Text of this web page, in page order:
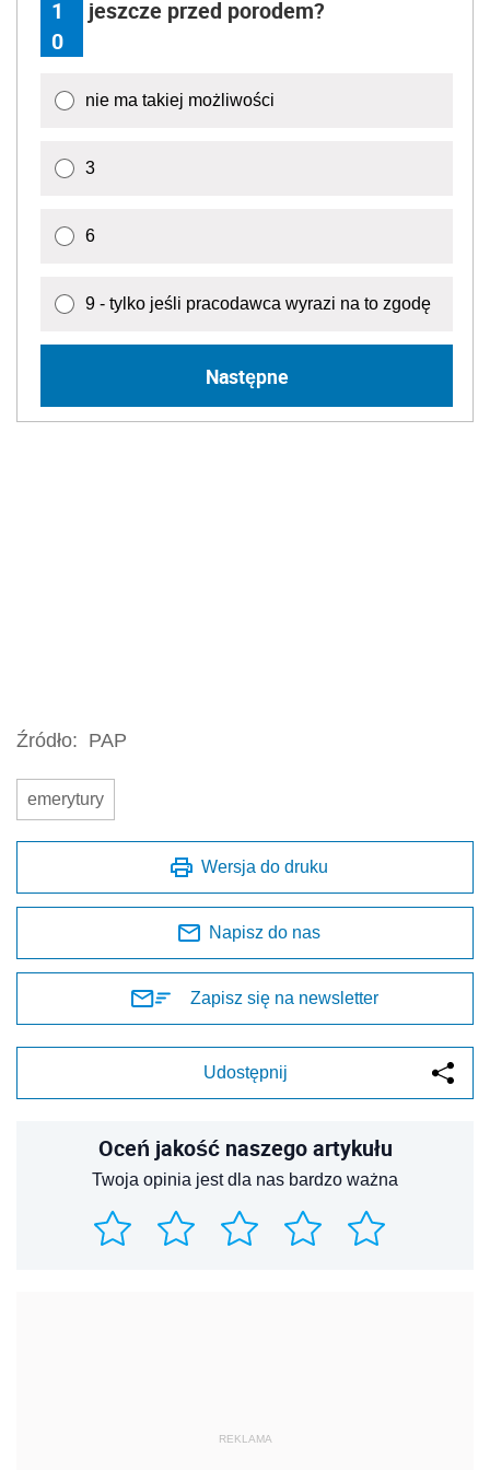
1
0
jeszcze przed porodem?
nie ma takiej możliwości
3
6
9 - tylko jeśli pracodawca wyrazi na to zgodę
Następne
Źródło: PAP
emerytury
Wersja do druku
Napisz do nas
Zapisz się na newsletter
Udostępnij
Oceń jakość naszego artykułu
Twoja opinia jest dla nas bardzo ważna
REKLAMA